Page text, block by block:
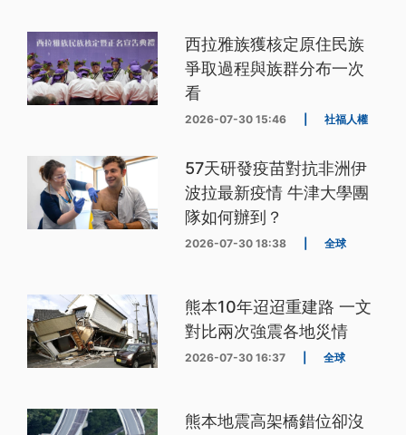
西拉雅族獲核定原住民族
爭取過程與族群分布一次
看
2026-07-30 15:46 社福人權
57天研發疫苗對抗非洲伊
波拉最新疫情 牛津大學團
隊如何辦到？
2026-07-30 18:38 全球
熊本10年迢迢重建路 一文
對比兩次強震各地災情
2026-07-30 16:37 全球
熊本地震高架橋錯位卻沒